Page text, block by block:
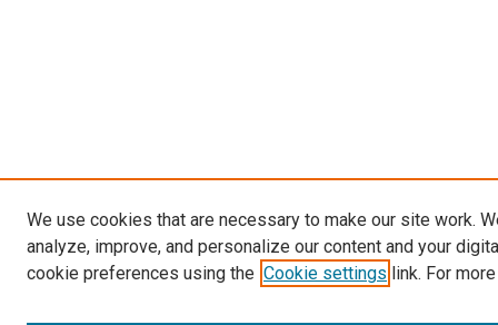
We use cookies that are necessary to make our site work.
analyze, improve, and personalize our content and your
cookie preferences using the Cookie settings link. For